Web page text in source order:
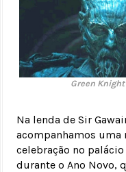
Green
Na lenda de Sir
acompanhamos uma
celebração no
durante o Ano Novo,